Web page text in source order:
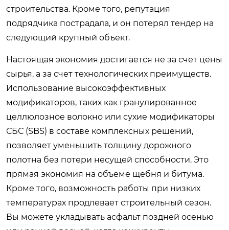
строительства. Кроме того, репутация
подрядчика пострадала, и он потерял тендер на
следующий крупный объект.
Настоящая экономия достигается не за счет цены
сырья, а за счет технологических преимуществ.
Использование высокоэффективных
модификаторов, таких как гранулированное
целлюлозное волокно или сухие модификаторы
СБС (SBS) в составе комплексных решений,
позволяет уменьшить толщину дорожного
полотна без потери несущей способности. Это
прямая экономия на объеме щебня и битума.
Кроме того, возможность работы при низких
температурах продлевает строительный сезон.
Вы можете укладывать асфальт поздней осенью